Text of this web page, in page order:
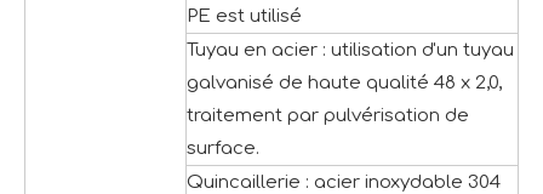
PE est utilisé
Tuyau en acier : utilisation d'un tuyau
galvanisé de haute qualité 48 x 2,0,
traitement par pulvérisation de
surface.
Quincaillerie : acier inoxydable 304